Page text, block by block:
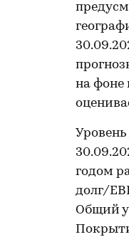
на фоне
годом
долг/
Общий